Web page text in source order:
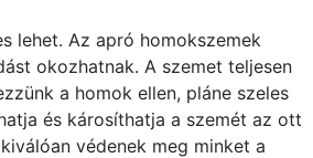
lehet. Az apró homokszemek
okozhatnak. A szemet teljesen
a homok ellen, pláne szeles
és károsíthatja a szemét az ott
védenek meg minket a